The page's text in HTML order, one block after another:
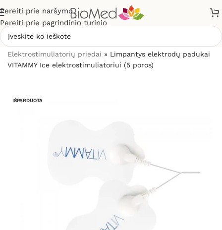
Pereiti prie naršymo
Pereiti prie pagrindinio turinio
Elektrostimuliatorių priedai » Limpantys elektrodų padukai
VITAMMY Ice elektrostimuliatoriui (5 poros)
IŠPARDUOTA